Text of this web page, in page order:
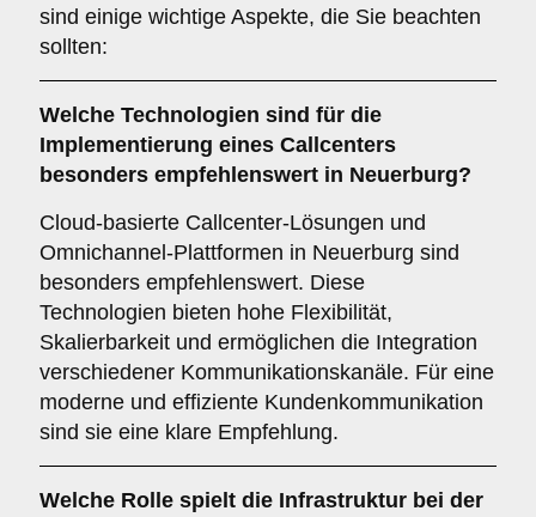
sind einige wichtige Aspekte, die Sie beachten
sollten:
Welche Technologien sind für die
Implementierung eines Callcenters
besonders empfehlenswert in Neuerburg?
Cloud-basierte Callcenter-Lösungen und
Omnichannel-Plattformen in Neuerburg sind
besonders empfehlenswert. Diese
Technologien bieten hohe Flexibilität,
Skalierbarkeit und ermöglichen die Integration
verschiedener Kommunikationskanäle. Für eine
moderne und effiziente Kundenkommunikation
sind sie eine klare Empfehlung.
Welche Rolle spielt die Infrastruktur bei der